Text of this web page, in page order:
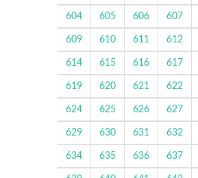
604 605 606 607
609 610 611 612
614 615 616 617
619 620 621 622
624 625 626 627
629 630 631 632
634 635 636 637